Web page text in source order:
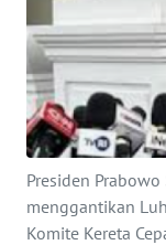
Presiden
menggantikan
Komite Kereta
INTERNASIONAL
SERBA-SERBI
PENDIDIKAN
OLAHRAGA